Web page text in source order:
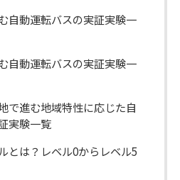
自動運転バスの実証実験一
自動運転バスの実証実験一
で進む地域特性に応じた自
実験一覧
とは？レベル0からレベル5